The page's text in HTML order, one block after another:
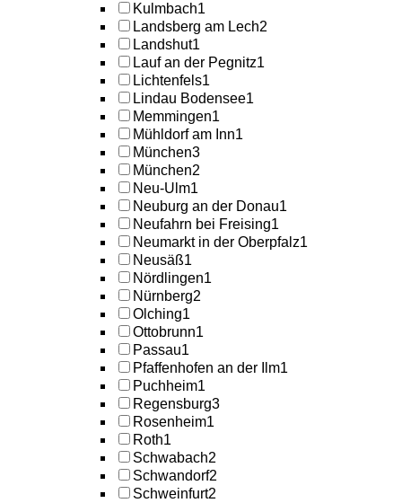
Kulmbach1
Landsberg am Lech2
Landshut1
Lauf an der Pegnitz1
Lichtenfels1
Lindau Bodensee1
Memmingen1
Mühldorf am Inn1
München3
München2
Neu-Ulm1
Neuburg an der Donau1
Neufahrn bei Freising1
Neumarkt in der Oberpfalz1
Neusäß1
Nördlingen1
Nürnberg2
Olching1
Ottobrunn1
Passau1
Pfaffenhofen an der Ilm1
Puchheim1
Regensburg3
Rosenheim1
Roth1
Schwabach2
Schwandorf2
Schweinfurt2